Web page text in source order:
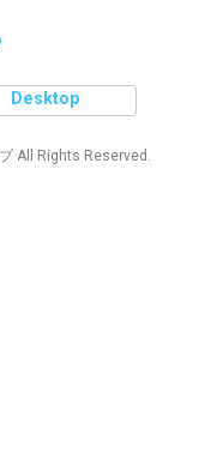
Desktop
All Rights Reserved.